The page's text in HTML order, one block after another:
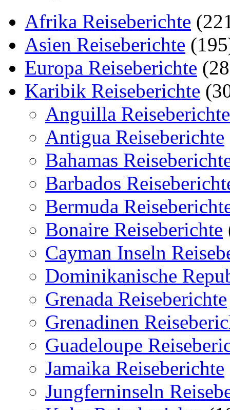
Afrika Reiseberichte
Asien Reiseberichte
Europa Reiseberichte
Karibik Reiseberichte
Anguilla Reiseberichte
Antigua Reiseberichte
Bahamas
Barbados
Bermuda
Bonaire Reiseberichte
Cayman Inseln
Dominikanische
Grenada Reiseberichte
Grenadinen
Guadeloupe
Jamaika Reiseberichte
Jungferninseln